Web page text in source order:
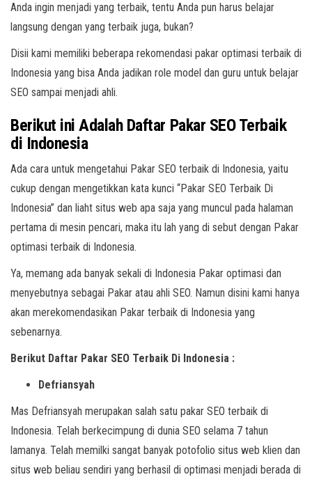
Anda ingin menjadi yang terbaik, tentu Anda pun harus belajar
langsung dengan yang terbaik juga, bukan?
Disii kami memiliki beberapa rekomendasi pakar optimasi terbaik di
Indonesia yang bisa Anda jadikan role model dan guru untuk belajar
SEO sampai menjadi ahli.
Berikut ini Adalah Daftar Pakar SEO Terbaik
di Indonesia
Ada cara untuk mengetahui Pakar SEO terbaik di Indonesia, yaitu
cukup dengan mengetikkan kata kunci “Pakar SEO Terbaik Di
Indonesia” dan liaht situs web apa saja yang muncul pada halaman
pertama di mesin pencari, maka itu lah yang di sebut dengan Pakar
optimasi terbaik di Indonesia.
Ya, memang ada banyak sekali di Indonesia Pakar optimasi dan
menyebutnya sebagai Pakar atau ahli SEO. Namun disini kami hanya
akan merekomendasikan Pakar terbaik di Indonesia yang
sebenarnya.
Berikut Daftar Pakar SEO Terbaik Di Indonesia :
Defriansyah
Mas Defriansyah merupakan salah satu pakar SEO terbaik di
Indonesia. Telah berkecimpung di dunia SEO selama 7 tahun
lamanya. Telah memilki sangat banyak potofolio situs web klien dan
situs web beliau sendiri yang berhasil di optimasi menjadi berada di